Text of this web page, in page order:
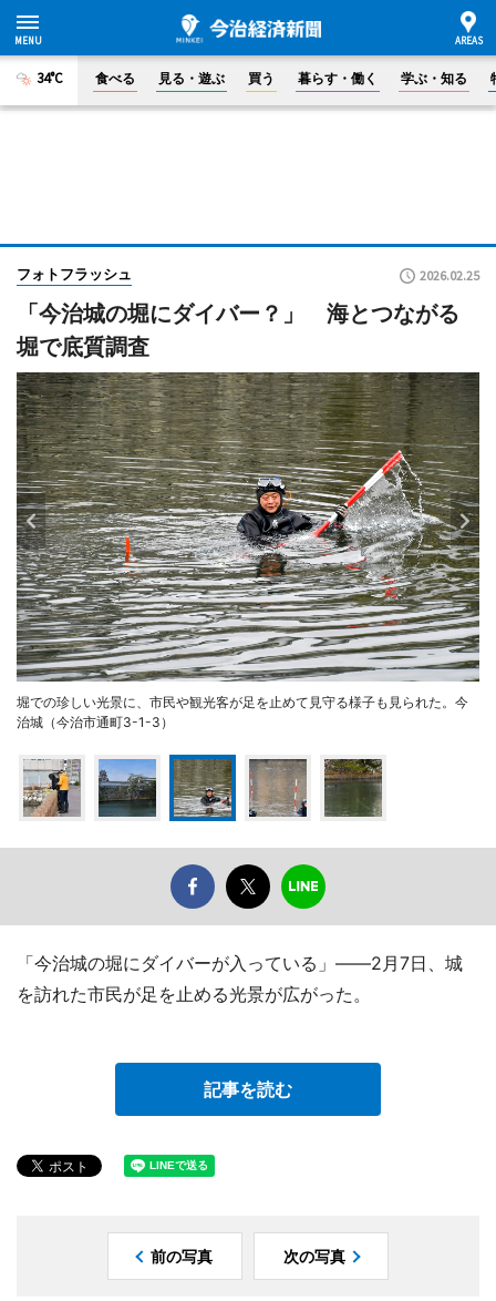
34°C 食べる 見る・遊ぶ 買う 暮らす・働く 学ぶ・知る
フォトフラッシュ 2026.02.25
「今治城の堀にダイバー？」 海とつながる
堀で底質調査
堀での珍しい光景に、市民や観光客が足を止めて見守る様子も見られた。今
治城（今治市通町3-1-3）
「今治城の堀にダイバーが入っている」――2月7日、城
を訪れた市民が足を止める光景が広がった。
記事を読む
前の写真 次の写真